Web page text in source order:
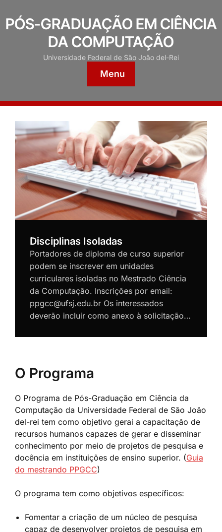
PÓS-GRADUAÇÃO EM CIÊNCIA
DA COMPUTAÇÃO
Universidade Federal de São João del-Rei
Menu
Disciplinas Isoladas
Portadores de diploma de curso superior
podem se inscrever em unidades
curriculares isoladas no Mestrado Ciência
da Computação. Inscrições por email:
ppgcc@ufsj.edu.br Os interessados
deverão incluir como anexo à solicitação…
O Programa
O Programa de Pós-Graduação em Ciência da
Computação da Universidade Federal de São João
del-rei tem como objetivo gerai a capacitação de
recursos humanos capazes de gerar e disseminar
conhecimento por meio de projetos de pesquisa e
docência em instituições de ensino superior. (Guia
do mestrando PPGCC)
O programa tem como objetivos específicos:
Fomentar a criação de um núcleo de pesquisa
capaz de desenvolver projetos de pesquisa em